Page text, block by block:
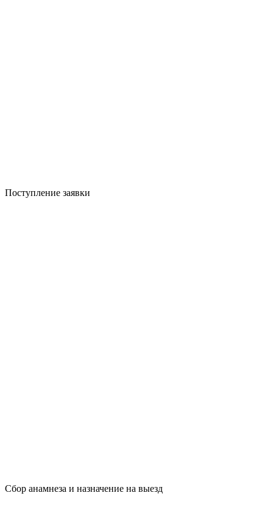
Поступление заявки
Сбор анамнеза и назначение на выезд